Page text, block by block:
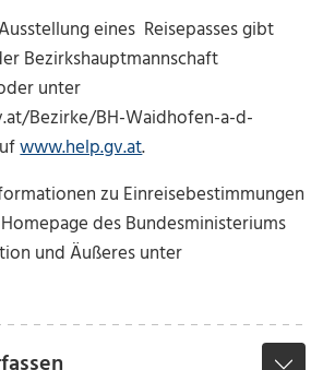
eines Reisepasses gibt
Bezirkshauptmannschaft
unter
Bezirke/BH-Waidhofen-a-d-
www.help.gv.at.
zu Einreisebestimmungen
des Bundesministeriums
und Äußeres unter